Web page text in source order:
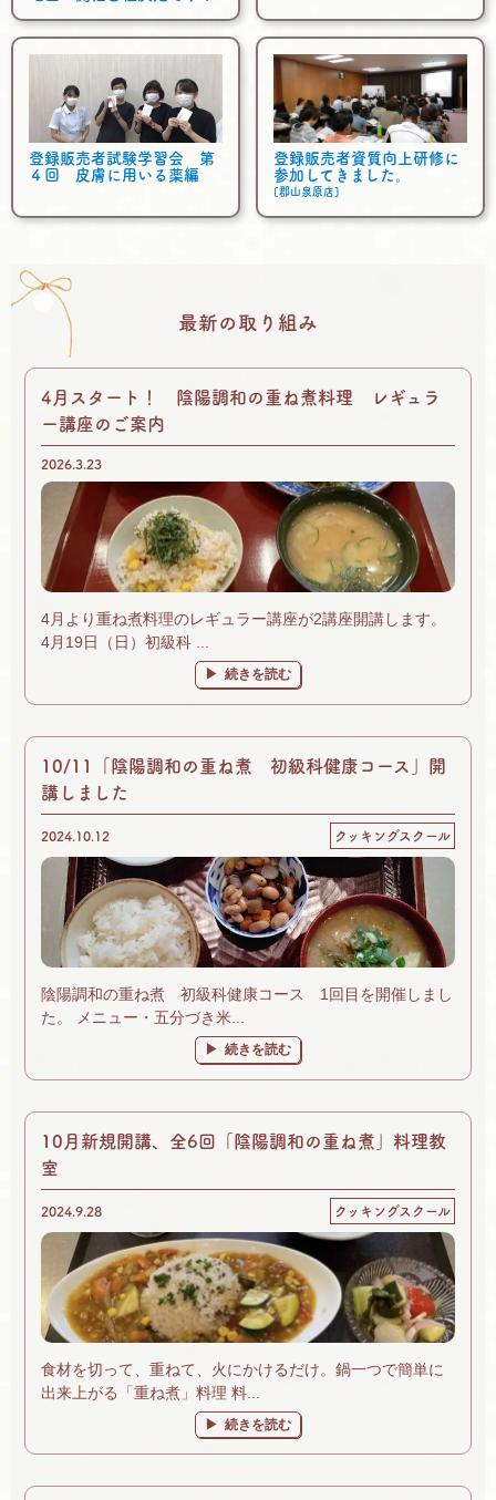
登録販売者試験学習会 第
４回 皮膚に用いる薬編
登録販売者資質向上研修に
参加してきました。
[郡山泉原店]
最新の取り組み
4月スタート！ 陰陽調和の重ね煮料理 レギュラ
ー講座のご案内
2026.3.23
4月より重ね煮料理のレギュラー講座が2講座開講します。
4月19日（日）初級科 ...
続きを読む
10/11「陰陽調和の重ね煮 初級科健康コース」開
講しました
2024.10.12 クッキングスクール
陰陽調和の重ね煮 初級科健康コース 1回目を開催しまし
た。 メニュー・五分づき米...
続きを読む
10月新規開講、全6回「陰陽調和の重ね煮」料理教
室
2024.9.28 クッキングスクール
食材を切って、重ねて、火にかけるだけ。鍋一つで簡単に
出来上がる「重ね煮」料理 料...
続きを読む